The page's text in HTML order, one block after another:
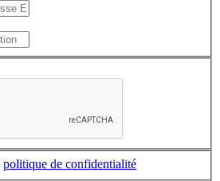
politique de confidentialité